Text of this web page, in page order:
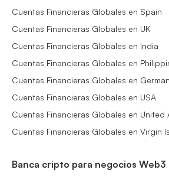
Cuentas Financieras Globales en Spain
Cuentas Financieras Globales en UK
Cuentas Financieras Globales en India
Cuentas Financieras Globales en
Cuentas Financieras Globales en
Cuentas Financieras Globales en USA
Cuentas Financieras Globales en United
Cuentas Financieras Globales en Virgin
Banca cripto para negocios Web3